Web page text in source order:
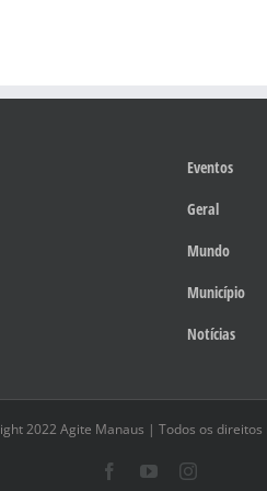
Eventos
Geral
Mundo
Município
Notícias
2022 Agite Manaus | Todos os direitos
FacebookYouTubeInstagram